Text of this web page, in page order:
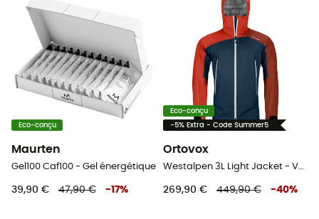
Eco-conçu
Maurten
Gel100 Caf100 - Gel énergétique
39,90 € 47,90 € -17%
Eco-conçu
-5% Extra - Code Summer5
Ortovox
Westalpen 3L Light Jacket - Veste hardshell homme
269,90 € 449,90 € -40%